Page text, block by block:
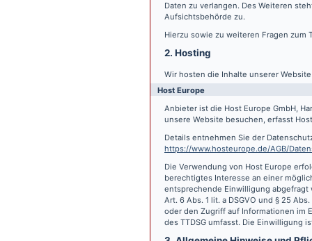
Daten zu verlangen. Des Weiteren
Aufsichtsbehörde zu.
Hierzu sowie zu weiteren Fragen zum
2. Hosting
Wir hosten die Inhalte unserer
Host Europe
Anbieter ist die Host Europe GmbH,
unsere Website besuchen, erfasst
Details entnehmen Sie der
https://www.hosteurope.de/AGB/
Die Verwendung von Host Europe
berechtigtes Interesse an einer
entsprechende Einwilligung abgefragt
Art. 6 Abs. 1 lit. a DSGVO und § 25
oder den Zugriff auf Informationen im
des TTDSG umfasst. Die Einwilligung